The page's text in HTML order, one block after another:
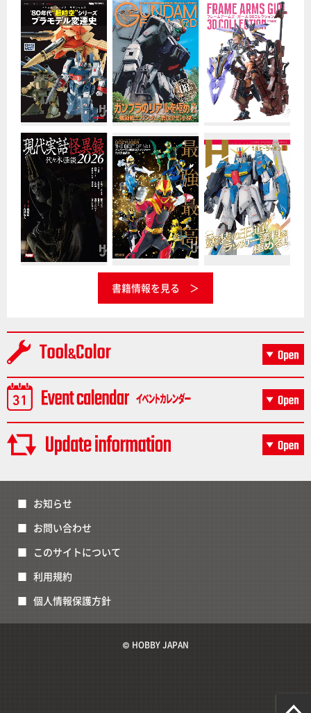
書籍情報を見る
お知らせ
お問い合わせ
このサイトについて
利用規約
個人情報保護方針
© HOBBY JAPAN